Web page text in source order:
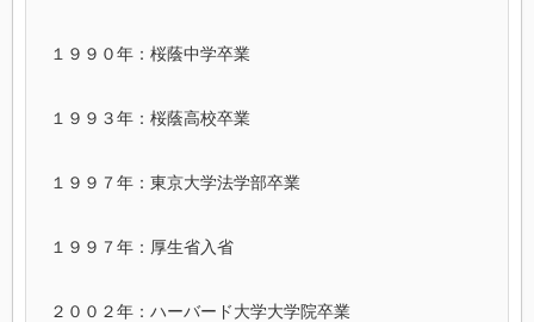
１９９０年：桜蔭中学卒業
１９９３年：桜蔭高校卒業
１９９７年：東京大学法学部卒業
１９９７年：厚生省入省
２００２年：ハーバード大学大学院卒業